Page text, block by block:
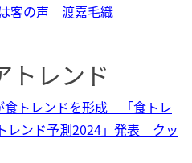
客の声 渡嘉毛織
トレンド
トレンドを形成 「食トレ
レンド予測2024」発表 クッ